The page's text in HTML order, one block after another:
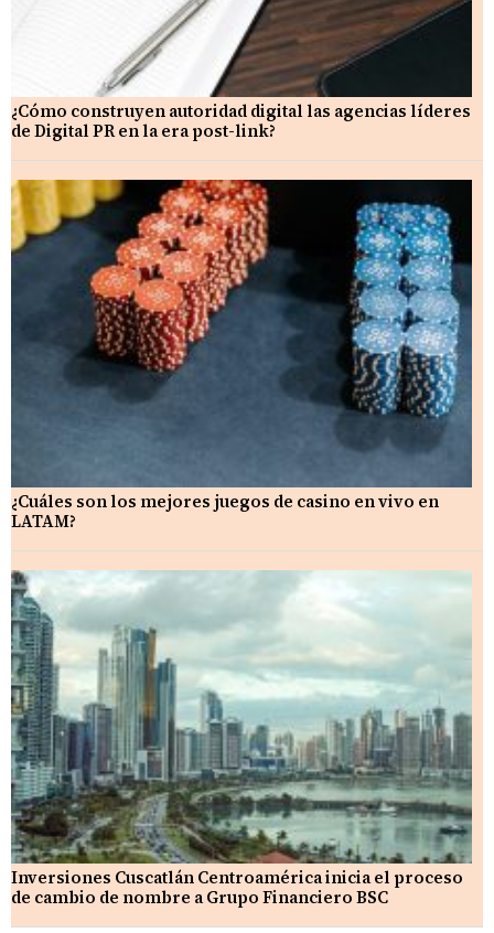
¿Cómo construyen autoridad digital las agencias líderes
de Digital PR en la era post-link?
¿Cuáles son los mejores juegos de casino en vivo en
LATAM?
Inversiones Cuscatlán Centroamérica inicia el proceso
de cambio de nombre a Grupo Financiero BSC